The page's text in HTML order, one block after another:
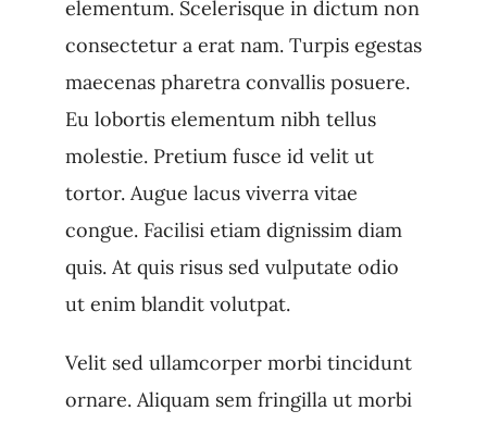
elementum. Scelerisque in dictum non
consectetur a erat nam. Turpis egestas
maecenas pharetra convallis posuere.
Eu lobortis elementum nibh tellus
molestie. Pretium fusce id velit ut
tortor. Augue lacus viverra vitae
congue. Facilisi etiam dignissim diam
quis. At quis risus sed vulputate odio
ut enim blandit volutpat.
Velit sed ullamcorper morbi tincidunt
ornare. Aliquam sem fringilla ut morbi